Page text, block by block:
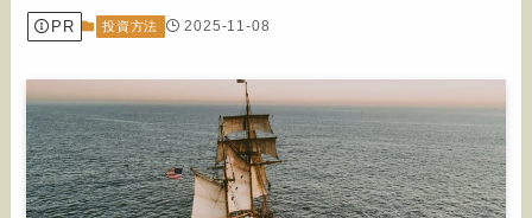
PR 投資方法 2025-11-08